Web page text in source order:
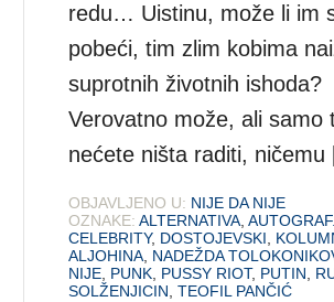
redu… Uistinu, može li im
pobeći, tim zlim kobima
suprotnih životnih ishoda?
Verovatno može, ali samo
nećete ništa raditi,
OBJAVLJENO U: NIJE DA NIJE
OZNAKE: ALTERNATIVA,
CELEBRITY, DOSTOJEVSKI,
ALJOHINA, NADEŽDA
NIJE, PUNK, PUSSY RIOT, PUTIN,
SOLŽENJICIN,TEOFIL PANČIĆ